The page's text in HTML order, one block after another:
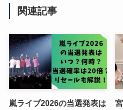
関連記事
嵐ライブ2026の当選発表は